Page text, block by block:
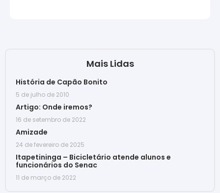
Mais Lidas
História de Capão Bonito
5 de julho de 2010
Artigo: Onde iremos?
16 de setembro de 2022
Amizade
24 de fevereiro de 2025
Itapetininga – Bicicletário atende alunos e
funcionários do Senac
11 de março de 2022